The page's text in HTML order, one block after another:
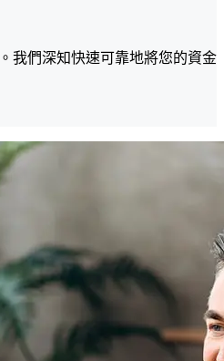
。我們深知快速可靠地將您的資金